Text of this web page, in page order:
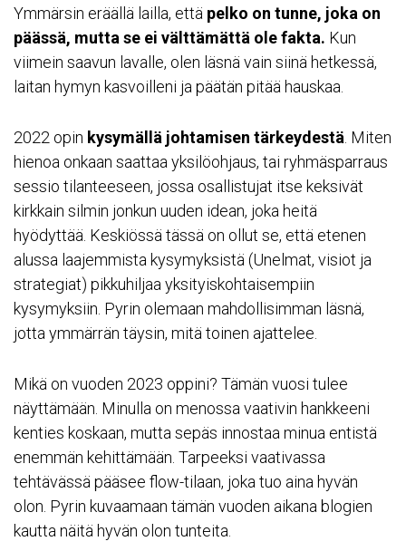
Ymmärsin eräällä lailla, että pelko on tunne, joka on
päässä, mutta se ei välttämättä ole fakta. Kun
viimein saavun lavalle, olen läsnä vain siinä hetkessä,
laitan hymyn kasvoilleni ja päätän pitää hauskaa.
2022 opin kysymällä johtamisen tärkeydestä . Miten
hienoa onkaan saattaa yksilöohjaus, tai ryhmäsparraus
sessio tilanteeseen, jossa osallistujat itse keksivät
kirkkain silmin jonkun uuden idean, joka heitä
hyödyttää. Keskiössä tässä on ollut se, että etenen
alussa laajemmista kysymyksistä (Unelmat, visiot ja
strategiat) pikkuhiljaa yksityiskohtaisempiin
kysymyksiin. Pyrin olemaan mahdollisimman läsnä,
jotta ymmärrän täysin, mitä toinen ajattelee.
Mikä on vuoden 2023 oppini? Tämän vuosi tulee
näyttämään. Minulla on menossa vaativin hankkeeni
kenties koskaan, mutta sepäs innostaa minua entistä
enemmän kehittämään. Tarpeeksi vaativassa
tehtävässä pääsee flow-tilaan, joka tuo aina hyvän
olon. Pyrin kuvaamaan tämän vuoden aikana blogien
kautta näitä hyvän olon tunteita.